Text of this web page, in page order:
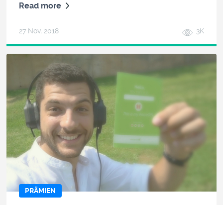
Read more
27 Nov, 2018 3K
PRÄMIEN